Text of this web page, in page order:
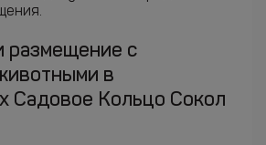
размещение с
в
Садовое Кольцо Сокол